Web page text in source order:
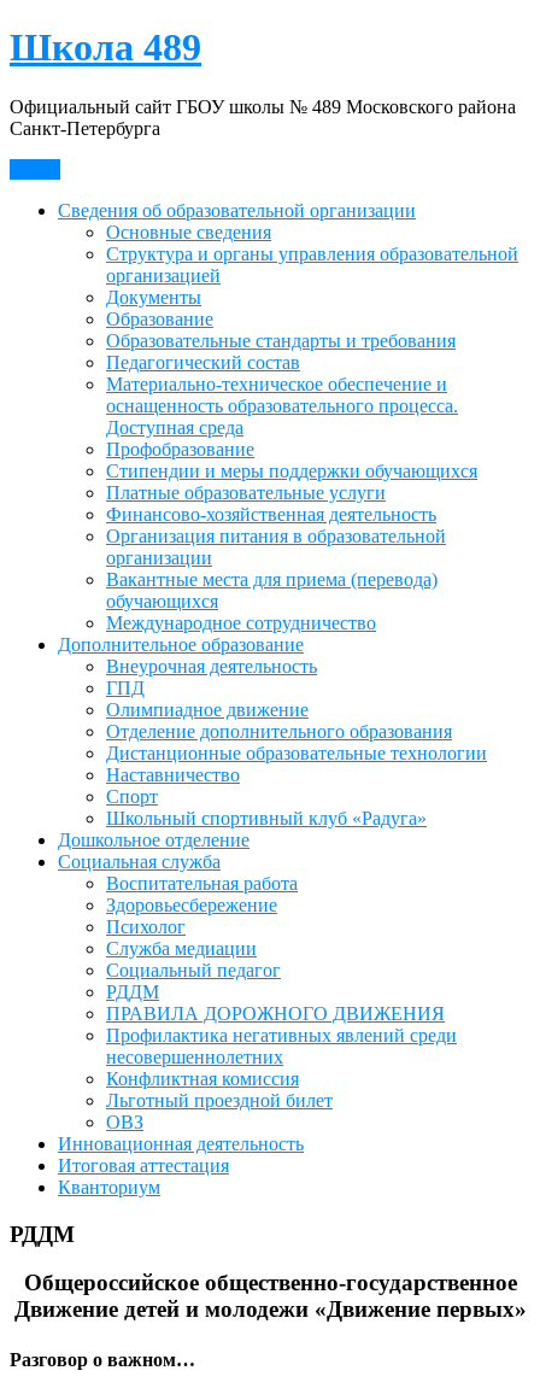
Skip
to
Школа 489
Официальный сайт ГБОУ школы № 489 Московского района
Санкт-Петербурга
Сведения об образовательной организации
Основные сведения
Структура и органы управления образовательной
организацией
Документы
Образование
Образовательные стандарты и требования
Педагогический состав
Материально-техническое обеспечение и
оснащенность образовательного процесса.
Доступная среда
Профобразование
Стипендии и меры поддержки обучающихся
Платные образовательные услуги
Финансово-хозяйственная деятельность
Организация питания в образовательной
организации
Вакантные места для приема (перевода)
обучающихся
Международное сотрудничество
Дополнительное образование
Внеурочная деятельность
ГПД
Олимпиадное движение
Отделение дополнительного образования
Дистанционные образовательные технологии
Наставничество
Спорт
Школьный спортивный клуб «Радуга»
Дошкольное отделение
Социальная служба
Воспитательная работа
Здоровьесбережение
Психолог
Служба медиации
Социальный педагог
РДДМ
ПРАВИЛА ДОРОЖНОГО ДВИЖЕНИЯ
Профилактика негативных явлений среди
несовершеннолетних
Конфликтная комиссия
Льготный проездной билет
ОВЗ
Инновационная деятельность
Итоговая аттестация
Кванториум
РДДМ
Общероссийское общественно-государственное
Движение детей и молодежи «Движение первых»
Разговор о важном…